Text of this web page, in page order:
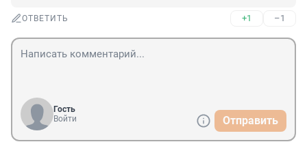
ОТВЕТИТЬ +1 –1
Гость
Войти
Отправить